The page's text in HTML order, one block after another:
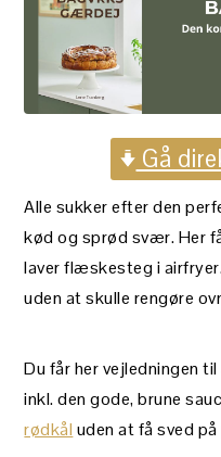
Gå
Alle sukker efter den
kød og sprød svær. Her
laver flæskesteg i
uden at skulle rengøre
Du får her vejledningen
inkl. den gode, brune
rødkål uden at få sved